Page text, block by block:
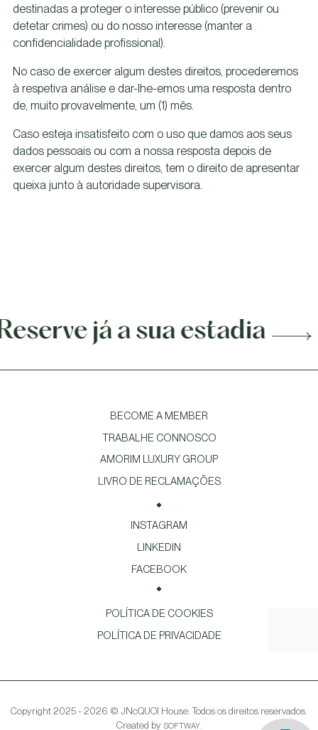
destinadas a proteger o interesse público (prevenir ou
detetar crimes) ou do nosso interesse (manter a
confidencialidade profissional).
No caso de exercer algum destes direitos, procederemos
à respetiva análise e dar-lhe-emos uma resposta dentro
de, muito provavelmente, um (1) mês.
Caso esteja insatisfeito com o uso que damos aos seus
dados pessoais ou com a nossa resposta depois de
exercer algum destes direitos, tem o direito de apresentar
queixa junto à autoridade supervisora.
já a sua estadia
BECOME A MEMBER
TRABALHE CONNOSCO
AMORIM LUXURY GROUP
LIVRO DE RECLAMAÇÕES
INSTAGRAM
LINKEDIN
FACEBOOK
POLÍTICA DE COOKIES
POLÍTICA DE PRIVACIDADE
Copyright 2025 - 2026 © JNcQUOI House. Todos os direitos reservados.
Created by SOFTWAY.